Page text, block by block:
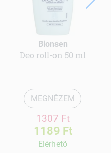
Bionsen
Deo roll-on 50 ml
MEGNÉZEM
1307 Ft
1189 Ft
Elérhetõ